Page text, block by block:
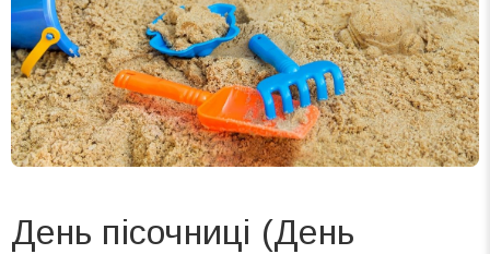
День пісочниці (День